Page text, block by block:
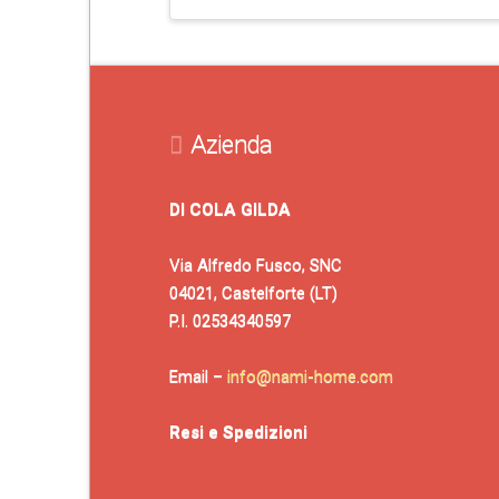
Azienda
DI COLA GILDA
Via Alfredo Fusco, SNC
04021, Castelforte (LT)
P.I. 02534340597
Email – info@nami-home.com
Resi e Spedizioni